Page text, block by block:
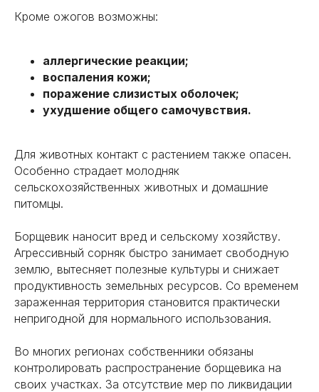
Кроме ожогов возможны:
аллергические реакции;
воспаления кожи;
поражение слизистых оболочек;
ухудшение общего самочувствия.
Для животных контакт с растением также опасен.
Особенно страдает молодняк
сельскохозяйственных животных и домашние
питомцы.
Борщевик наносит вред и сельскому хозяйству.
Агрессивный сорняк быстро занимает свободную
землю, вытесняет полезные культуры и снижает
продуктивность земельных ресурсов. Со временем
зараженная территория становится практически
непригодной для нормального использования.
Во многих регионах собственники обязаны
контролировать распространение борщевика на
своих участках. За отсутствие мер по ликвидации